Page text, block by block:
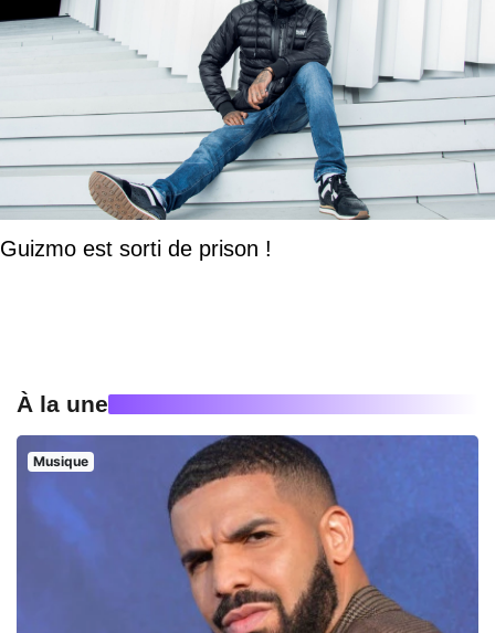
Guizmo est sorti de prison !
À la une
Musique